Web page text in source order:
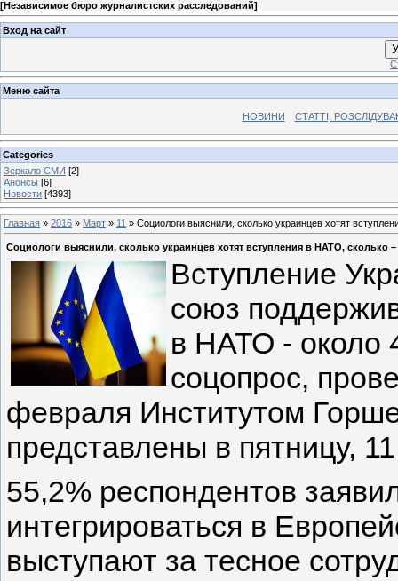
[Независимое бюро журналистских расследований]
Вход на сайт
Меню сайта
НОВИНИ СТАТТІ,
Categories
Зеркало СМИ [2]
Анонсы [6]
Новости [4393]
Главная » 2016 » Март » 11 » Социологи выяснили, сколько украинцев хотят
Социологи выяснили, сколько украинцев хотят вступления в НАТО, сколько
Вступление
союз
в НАТО - около
соцопрос,
февраля Институтом
представлены в пятницу,
55,2% респондентов
интегрироваться в
выступают за тесное